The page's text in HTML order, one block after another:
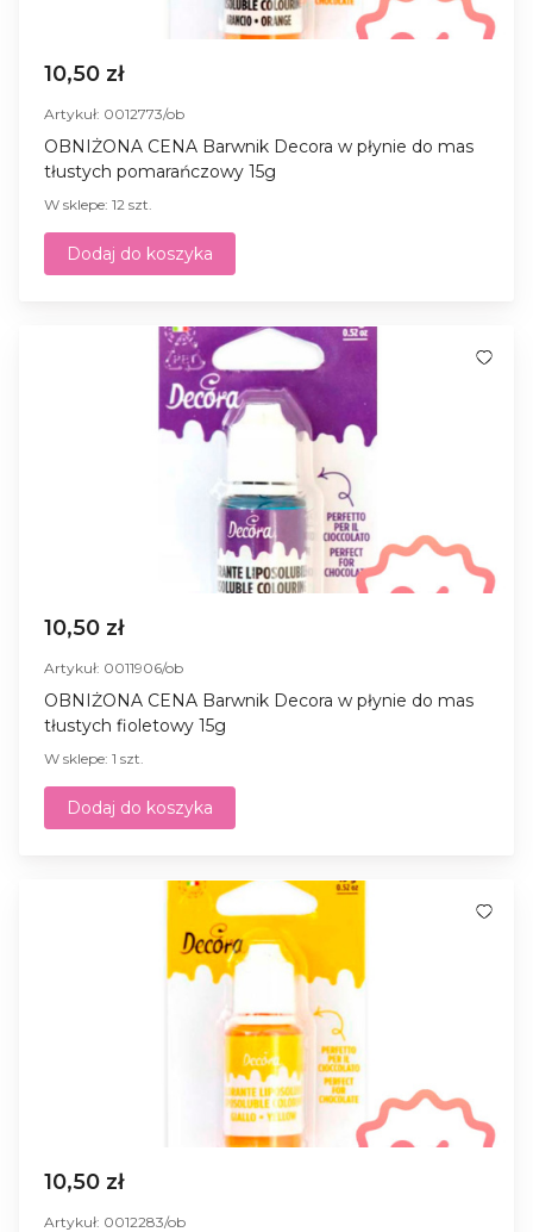
10,50 zł
Artykuł: 0012773/ob
OBNIŻONA CENA Barwnik Decora w płynie do mas
tłustych pomarańczowy 15g
W sklepe: 12 szt.
Dodaj do koszyka
10,50 zł
Artykuł: 0011906/ob
OBNIŻONA CENA Barwnik Decora w płynie do mas
tłustych fioletowy 15g
W sklepe: 1 szt.
Dodaj do koszyka
10,50 zł
Artykuł: 0012283/ob